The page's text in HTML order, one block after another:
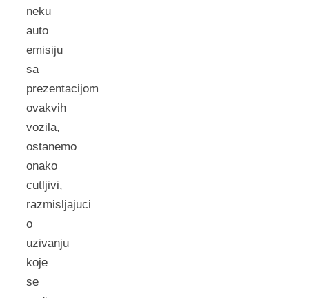
neku
auto
emisiju
sa
prezentacijom
ovakvih
vozila,
ostanemo
onako
cutljivi,
razmisljajuci
o
uzivanju
koje
se